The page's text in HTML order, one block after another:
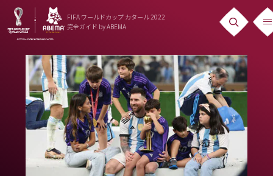
FIFA ワールドカップ カタール 2022
完全ガイド by ABEMA
ニュース
News
出場国
Teams
日本代表